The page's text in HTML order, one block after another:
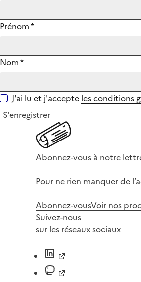
Prénom*
Nom*
J'ai lu et j'accepte les conditions
S'enregistrer
Abonnez-vous à notre
Pour ne rien manquer de
Abonnez-vousVoir nos
Suivez-nous
sur les réseaux sociaux